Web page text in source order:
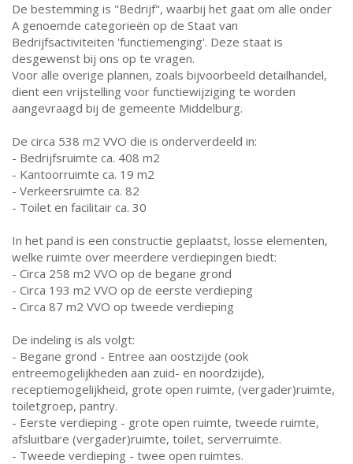
De bestemming is "Bedrijf", waarbij het gaat om alle onder
A genoemde categorieën op de Staat van
Bedrijfsactiviteiten 'functiemenging'. Deze staat is
desgewenst bij ons op te vragen.
Voor alle overige plannen, zoals bijvoorbeeld detailhandel,
dient een vrijstelling voor functiewijziging te worden
aangevraagd bij de gemeente Middelburg.
De circa 538 m2 VVO die is onderverdeeld in:
- Bedrijfsruimte ca. 408 m2
- Kantoorruimte ca. 19 m2
- Verkeersruimte ca. 82
- Toilet en facilitair ca. 30
In het pand is een constructie geplaatst, losse elementen,
welke ruimte over meerdere verdiepingen biedt:
- Circa 258 m2 VVO op de begane grond
- Circa 193 m2 VVO op de eerste verdieping
- Circa 87 m2 VVO op tweede verdieping
De indeling is als volgt:
- Begane grond - Entree aan oostzijde (ook
entreemogelijkheden aan zuid- en noordzijde),
receptiemogelijkheid, grote open ruimte, (vergader)ruimte,
toiletgroep, pantry.
- Eerste verdieping - grote open ruimte, tweede ruimte,
afsluitbare (vergader)ruimte, toilet, serverruimte.
- Tweede verdieping - twee open ruimtes.